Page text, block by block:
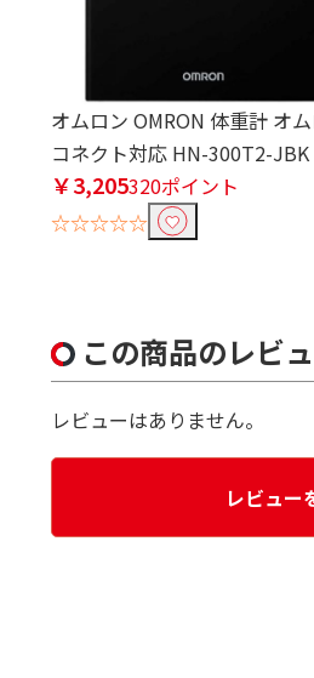
オムロン OMRON 体重計 オ
コネクト対応 HN-300T2-JBK
￥3,205320ポイント
☆☆☆☆☆
この商品のレビ
レビューはありません。
レビュー